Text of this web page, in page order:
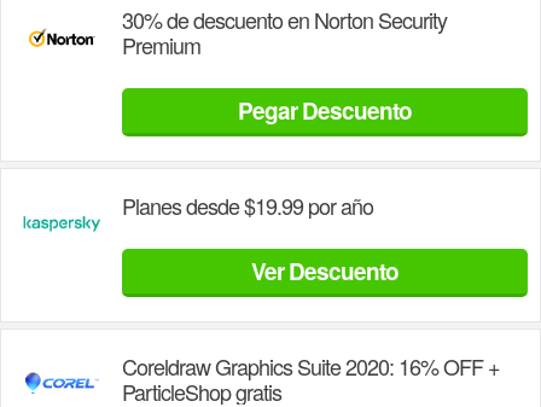
30% de descuento en Norton Security
Premium
Pegar Descuento
Planes desde $19.99 por año
Ver Descuento
Coreldraw Graphics Suite 2020: 16% OFF +
ParticleShop gratis